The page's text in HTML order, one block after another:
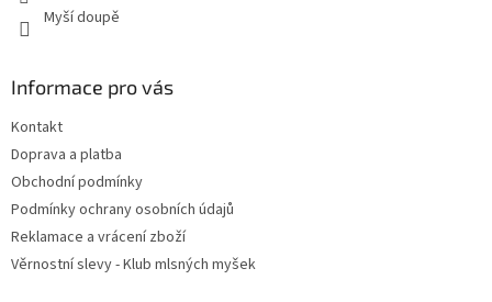
Myší doupě
Informace pro vás
Kontakt
Doprava a platba
Obchodní podmínky
Podmínky ochrany osobních údajů
Reklamace a vrácení zboží
Věrnostní slevy - Klub mlsných myšek